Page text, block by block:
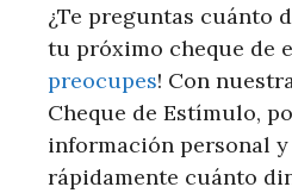
¿Te preguntas cuánto
tu próximo cheque de
preocupes! Con
Cheque de Estímulo,
información personal
rápidamente cuánto